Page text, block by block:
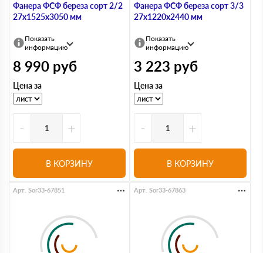
Фанера ФСФ береза сорт 2/2
27х1525х3050 мм
Показать
информацию
8 990 руб
Цена за
- +
В КОРЗИНУ
Фанера ФСФ береза сорт 3/3
27х1220х2440 мм
Показать
информацию
3 223 руб
Цена за
- +
В КОРЗИНУ
Арт. Sor33-67851 Арт. Sor33-67863